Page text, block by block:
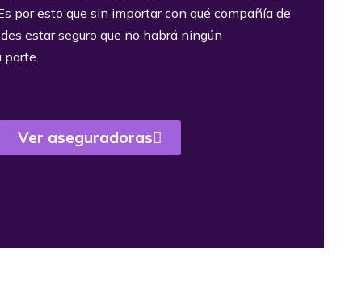
por esto que sin importar con qué compañía de
estar seguro que no habrá ningún
parte.
Ver aseguradoras